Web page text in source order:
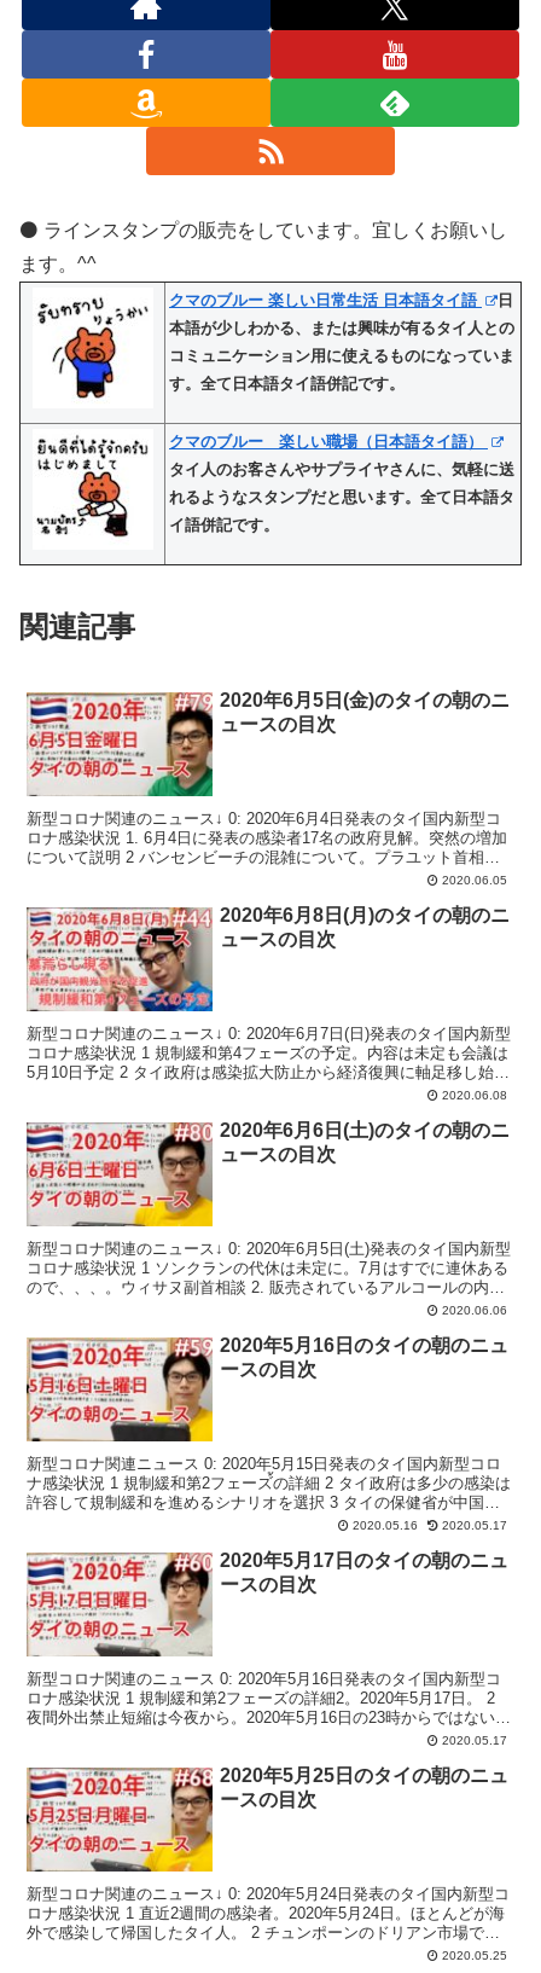
⚫️ ラインスタンプの販売をしています。宜しくお願いし
ます。^^
クマのブルー 楽しい日常生活 日本語タイ語
日
本語が少しわかる、または興味が有るタイ人との
コミュニケーション用に使えるものになっていま
す。全て日本語タイ語併記です。
クマのブルー 楽しい職場（日本語タイ語）
タイ人のお客さんやサプライヤさんに、気軽に送
れるようなスタンプだと思います。全て日本語タ
イ語併記です。
関連記事
2020年6月5日(金)のタイの朝のニ
ュースの目次
新型コロナ関連のニュース↓ 0: 2020年6月4日発表のタイ国内新型コ
ロナ感染状況 1. 6月4日に発表の感染者17名の政府見解。突然の増加
について説明 2 バンセンビーチの混雑について。プラユット首相が
2020.06.05
2020年6月8日(月)のタイの朝のニ
ュースの目次
新型コロナ関連のニュース↓ 0: 2020年6月7日(日)発表のタイ国内新型
コロナ感染状況 1 規制緩和第4フェーズの予定。内容は未定も会議は
5月10日予定 2 タイ政府は感染拡大防止から経済復興に軸足移し始め
2020.06.08
2020年6月6日(土)のタイの朝のニ
ュースの目次
新型コロナ関連のニュース↓ 0: 2020年6月5日(土)発表のタイ国内新型
コロナ感染状況 1 ソンクランの代休は未定に。7月はすでに連休ある
ので、、、。ウィサヌ副首相談 2. 販売されているアルコールの内
2020.06.06
2020年5月16日のタイの朝のニュ
ースの目次
新型コロナ関連ニュース 0: 2020年5月15日発表のタイ国内新型コロ
ナ感染状況 1 規制緩和第2フェーズ้の詳細 2 タイ政府は多少の感染は
許容して規制緩和を進めるシナリオを選択 3 タイの保健省が中国
2020.05.16 2020.05.17
2020年5月17日のタイの朝のニュ
ースの目次
新型コロナ関連のニュース 0: 2020年5月16日発表のタイ国内新型コ
ロナ感染状況 1 規制緩和第2フェーズの詳細2。2020年5月17日。 2
夜間外出禁止短縮は今夜から。2020年5月16日の23時からではない。
2020.05.17
2020年5月25日のタイの朝のニュ
ースの目次
新型コロナ関連のニュース↓ 0: 2020年5月24日発表のタイ国内新型コ
ロナ感染状況 1 直近2週間の感染者。2020年5月24日。ほとんどが海
外で感染して帰国したタイ人。 2 チュンポーンのドリアン市場で新
2020.05.25